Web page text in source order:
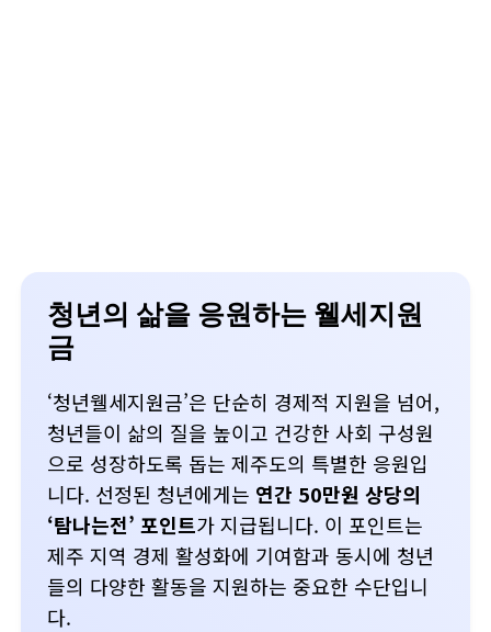
청년의 삶을 응원하는 웰세지원
금
‘청년웰세지원금’은 단순히 경제적 지원을 넘어,
청년들이 삶의 질을 높이고 건강한 사회 구성원
으로 성장하도록 돕는 제주도의 특별한 응원입
니다. 선정된 청년에게는 연간 50만원 상당의
‘탐나는전’ 포인트가 지급됩니다. 이 포인트는
제주 지역 경제 활성화에 기여함과 동시에 청년
들의 다양한 활동을 지원하는 중요한 수단입니
다.